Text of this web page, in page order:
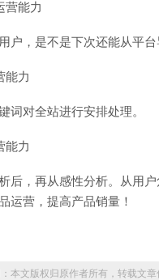
营能力
户，是不是下次还能从平
能力
词对全站进行安排处理。
能力
后，再从感性分析。从用
运营，提高产品销量！
本文版权归原作者所有，转载文